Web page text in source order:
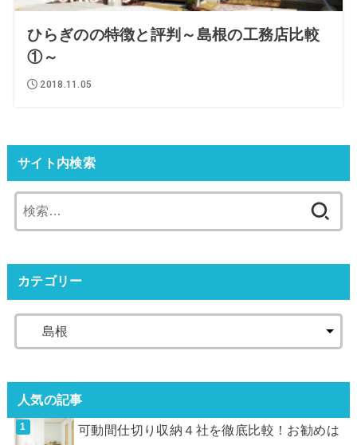
ひらぎのの特徴と評判～島根の工務店比較
①～
2018.11.05
サイト内検索
カテゴリー
人気の記事
可動間仕切り収納４社を徹底比較！お勧めは